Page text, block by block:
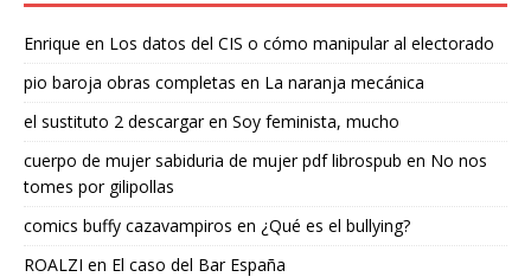
Enrique en Los datos del CIS o cómo manipular al electorado
pio baroja obras completas en La naranja mecánica
el sustituto 2 descargaren Soy feminista, mucho
cuerpo de mujer sabiduria de mujer pdf librospub en No nos
tomes por gilipollas
comics buffy cazavampiros en ¿Qué es el bullying?
ROALZI en El caso del Bar España